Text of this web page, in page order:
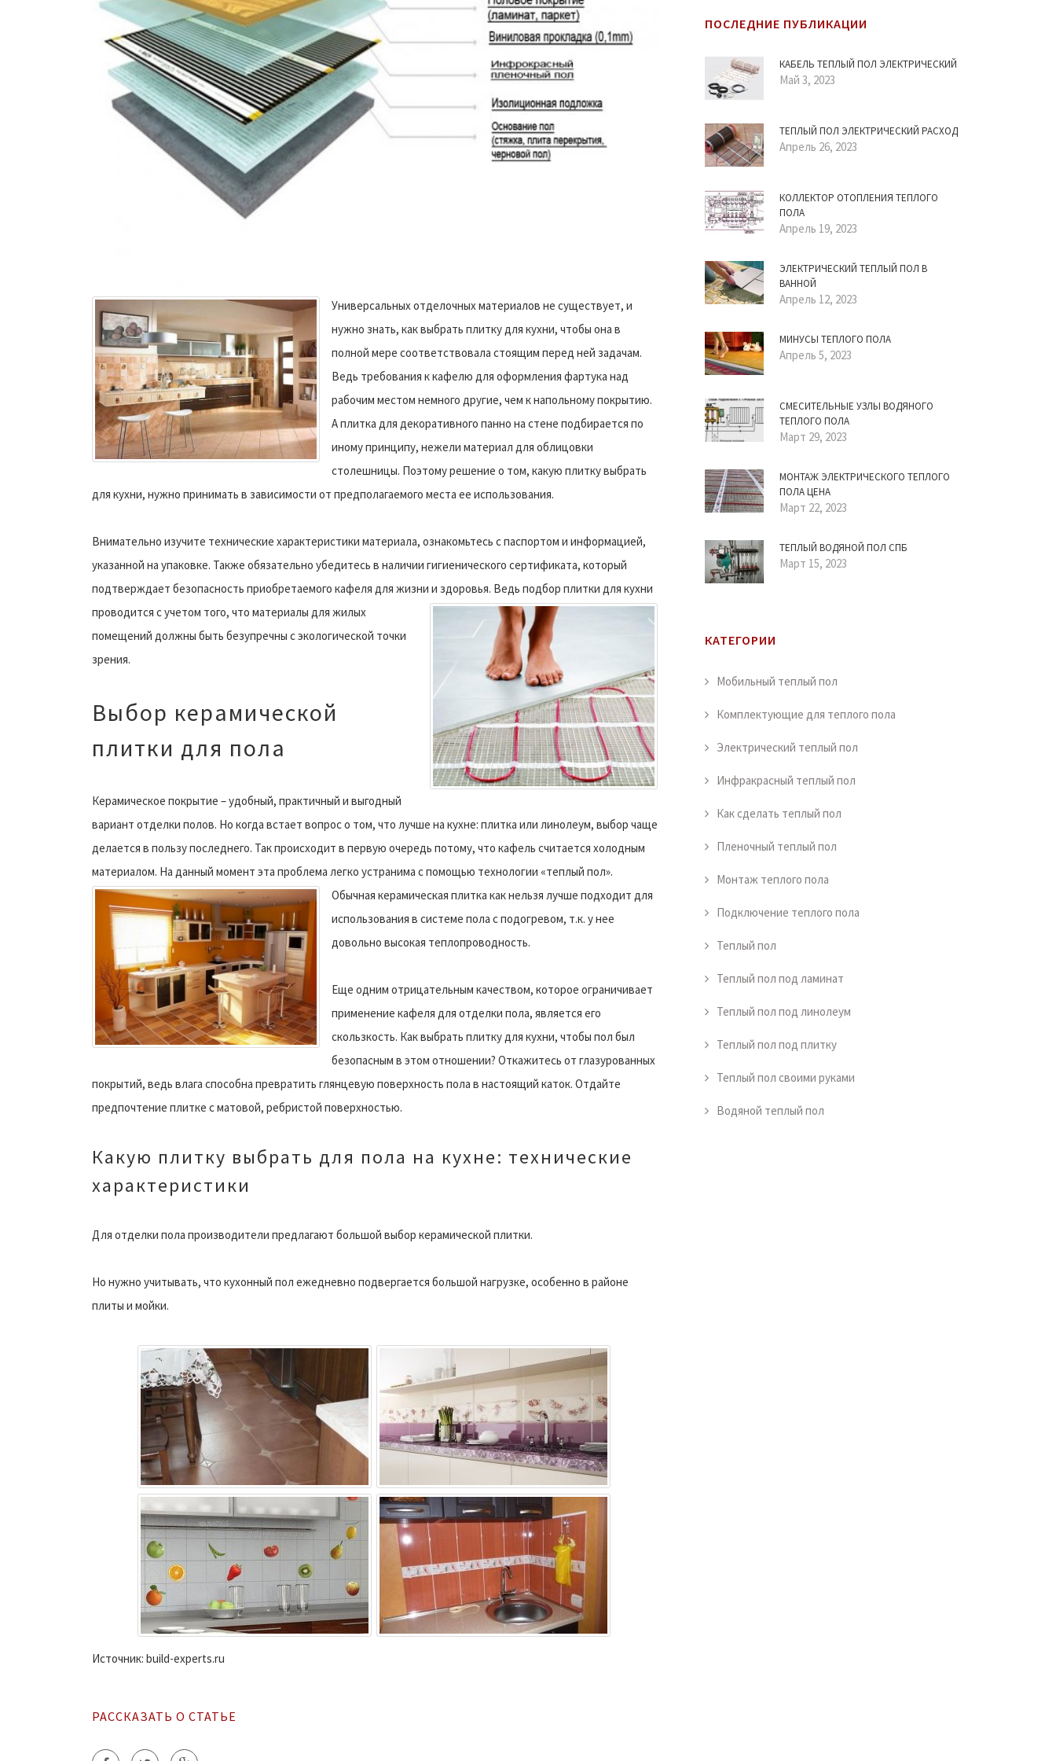
Универсальных отделочных материалов не существует, и
нужно знать, как выбрать плитку для кухни, чтобы она в
полной мере соответствовала стоящим перед ней задачам.
Ведь требования к кафелю для оформления фартука над
рабочим местом немного другие, чем к напольному покрытию.
А плитка для декоративного панно на стене подбирается по
иному принципу, нежели материал для облицовки
столешницы. Поэтому решение о том, какую плитку выбрать
для кухни, нужно принимать в зависимости от предполагаемого места ее использования.
Внимательно изучите технические характеристики материала, ознакомьтесь с паспортом и информацией,
указанной на упаковке. Также обязательно убедитесь в наличии гигиенического сертификата, который
подтверждает безопасность приобретаемого кафеля для жизни и здоровья. Ведь подбор плитки для кухни
проводится с учетом того, что материалы для жилых
помещений должны быть безупречны с экологической точки
зрения.
Выбор керамической
плитки для пола
Керамическое покрытие – удобный, практичный и выгодный
вариант отделки полов. Но когда встает вопрос о том, что лучше на кухне: плитка или линолеум, выбор чаще
делается в пользу последнего. Так происходит в первую очередь потому, что кафель считается холодным
материалом. На данный момент эта проблема легко устранима с помощью технологии «теплый пол».
Обычная керамическая плитка как нельзя лучше подходит для
использования в системе пола с подогревом, т.к. у нее
довольно высокая теплопроводность.
Еще одним отрицательным качеством, которое ограничивает
применение кафеля для отделки пола, является его
скользкость. Как выбрать плитку для кухни, чтобы пол был
безопасным в этом отношении? Откажитесь от глазурованных
покрытий, ведь влага способна превратить глянцевую поверхность пола в настоящий каток. Отдайте
предпочтение плитке с матовой, ребристой поверхностью.
Какую плитку выбрать для пола на кухне: технические
характеристики
Для отделки пола производители предлагают большой выбор керамической плитки.
Но нужно учитывать, что кухонный пол ежедневно подвергается большой нагрузке, особенно в районе
плиты и мойки.
Источник: build-experts.ru
РАССКАЗАТЬ О СТАТЬЕ
ПОСЛЕДНИЕ ПУБЛИКАЦИИ
КАБЕЛЬ ТЕПЛЫЙ ПОЛ ЭЛЕКТРИЧЕСКИЙ
Май 3, 2023
ТЕПЛЫЙ ПОЛ ЭЛЕКТРИЧЕСКИЙ РАСХОД
Апрель 26, 2023
КОЛЛЕКТОР ОТОПЛЕНИЯ ТЕПЛОГО
ПОЛА
Апрель 19, 2023
ЭЛЕКТРИЧЕСКИЙ ТЕПЛЫЙ ПОЛ В
ВАННОЙ
Апрель 12, 2023
МИНУСЫ ТЕПЛОГО ПОЛА
Апрель 5, 2023
СМЕСИТЕЛЬНЫЕ УЗЛЫ ВОДЯНОГО
ТЕПЛОГО ПОЛА
Март 29, 2023
МОНТАЖ ЭЛЕКТРИЧЕСКОГО ТЕПЛОГО
ПОЛА ЦЕНА
Март 22, 2023
ТЕПЛЫЙ ВОДЯНОЙ ПОЛ СПБ
Март 15, 2023
КАТЕГОРИИ
Мобильный теплый пол
Комплектующие для теплого пола
Электрический теплый пол
Инфракрасный теплый пол
Как сделать теплый пол
Пленочный теплый пол
Монтаж теплого пола
Подключение теплого пола
Теплый пол
Теплый пол под ламинат
Теплый пол под линолеум
Теплый пол под плитку
Теплый пол своими руками
Водяной теплый пол